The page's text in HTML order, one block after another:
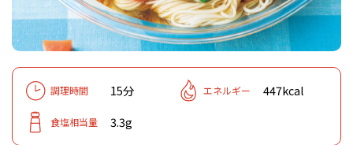
調理時間 15分 エネルギー 447kcal
食塩相当量 3.3g